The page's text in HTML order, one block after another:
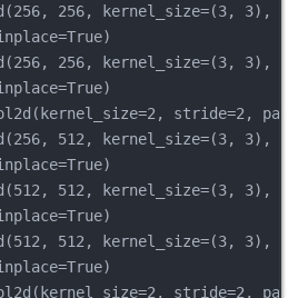
256, kernel_size=(3, 3),
256, kernel_size=(3, 3),
stride=2,
512, kernel_size=(3, 3),
512, kernel_size=(3, 3),
512, kernel_size=(3, 3),
stride=2,